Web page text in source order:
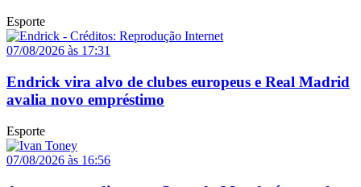
Esporte
07/08/2026 às 17:31
Endrick vira alvo de clubes europeus e Real Madrid
avalia novo empréstimo
Esporte
07/08/2026 às 16:56